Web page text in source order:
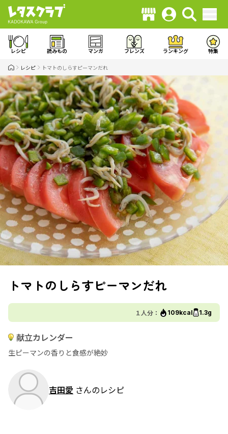
レシピ 読みもの マンガ フレンズ ランキング 特集
レシピ トマトのしらすピーマンだれ
トマトのしらすピーマンだれ
１人分： 109kcal 1.3g
献立カレンダー
生ピーマンの香りと食感が絶妙
吉田愛 さんのレシピ